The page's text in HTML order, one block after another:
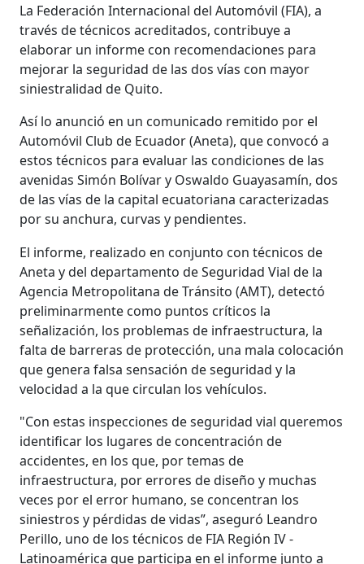
La Federación Internacional del Automóvil (FIA), a
través de técnicos acreditados, contribuye a
elaborar un informe con recomendaciones para
mejorar la seguridad de las dos vías con mayor
siniestralidad de Quito.
Así lo anunció en un comunicado remitido por el
Automóvil Club de Ecuador (Aneta), que convocó a
estos técnicos para evaluar las condiciones de las
avenidas Simón Bolívar y Oswaldo Guayasamín, dos
de las vías de la capital ecuatoriana caracterizadas
por su anchura, curvas y pendientes.
El informe, realizado en conjunto con técnicos de
Aneta y del departamento de Seguridad Vial de la
Agencia Metropolitana de Tránsito (AMT), detectó
preliminarmente como puntos críticos la
señalización, los problemas de infraestructura, la
falta de barreras de protección, una mala colocación
que genera falsa sensación de seguridad y la
velocidad a la que circulan los vehículos.
"Con estas inspecciones de seguridad vial queremos
identificar los lugares de concentración de
accidentes, en los que, por temas de
infraestructura, por errores de diseño y muchas
veces por el error humano, se concentran los
siniestros y pérdidas de vidas”, aseguró Leandro
Perillo, uno de los técnicos de FIA Región IV -
Latinoamérica que participa en el informe junto a